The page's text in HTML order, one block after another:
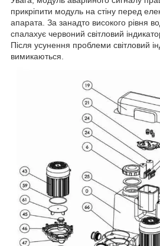
прикріпити модуль на стіну перед
апарата. За занадто високого рівня
спалахує червоний світловий
Після усунення проблеми світловий
вимикаються.